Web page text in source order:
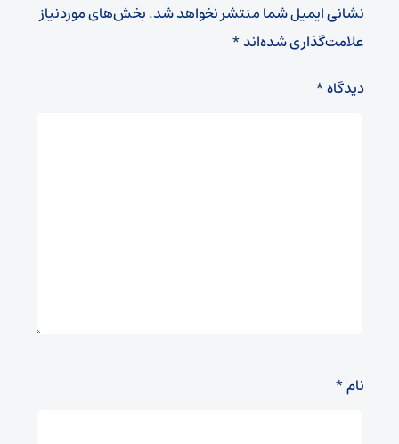
نشانی ایمیل شما منتشر نخواهد شد.بخش‌های موردنیاز
علامت‌گذاری شده‌اند*
دیدگاه*
نام*